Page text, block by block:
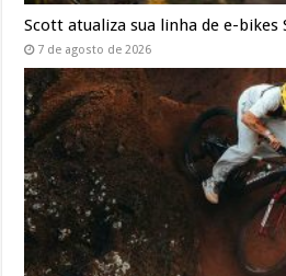
Scott atualiza sua linha de e-bikes
7 de agosto de 2026